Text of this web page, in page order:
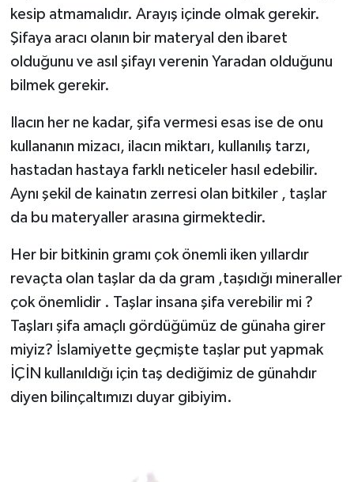
kesip atmamalıdır. Arayış içinde olmak gerekir.
Şifaya aracı olanın bir materyal den ibaret
olduğunu ve asıl şifayı verenin Yaradan olduğunu
bilmek gerekir.
Ilacın her ne kadar, şifa vermesi esas ise de onu
kullananın mizacı, ilacın miktarı, kullanılış tarzı,
hastadan hastaya farklı neticeler hasıl edebilir.
Aynı şekil de kainatın zerresi olan bitkiler , taşlar
da bu materyaller arasına girmektedir.
Her bir bitkinin gramı çok önemli iken yıllardır
revaçta olan taşlar da da gram ,taşıdığı mineraller
çok önemlidir . Taşlar insana şifa verebilir mi ?
Taşları şifa amaçlı gördüğümüz de günaha girer
miyiz? İslamiyette geçmişte taşlar put yapmak
İÇİN kullanıldığı için taş dediğimiz de günahdır
diyen bilinçaltımızı duyar gibiyim.
MAGAZİN
SAĞLIK
SPOR
TEKNOLOJİ
TİCARET
YAŞAM